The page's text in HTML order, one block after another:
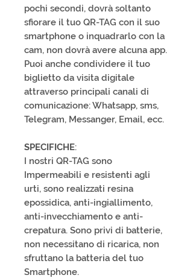
pochi secondi, dovrà soltanto
sfiorare il tuo QR-TAG con il suo
smartphone o inquadrarlo con la
cam, non dovrà avere alcuna app.
Puoi anche condividere il tuo
biglietto da visita digitale
attraverso principali canali di
comunicazione: Whatsapp, sms,
Telegram, Messanger, Email, ecc.
SPECIFICHE:
I nostri QR-TAG sono
Impermeabili e resistenti agli
urti, sono realizzati resina
epossidica, anti-ingiallimento,
anti-invecchiamento e anti-
crepatura. Sono privi di batterie,
non necessitano di ricarica, non
sfruttano la batteria del tuo
Smartphone.